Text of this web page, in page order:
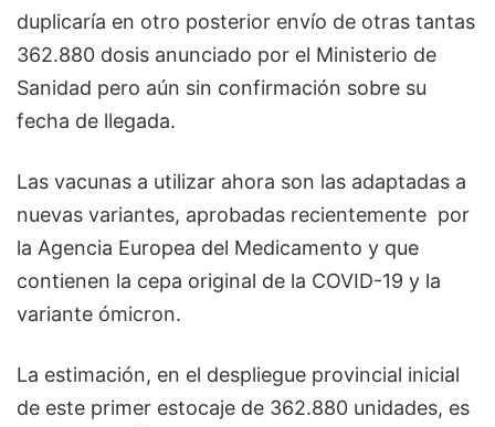
duplicaría en otro posterior envío de otras tantas
362.880 dosis anunciado por el Ministerio de
Sanidad pero aún sin confirmación sobre su
fecha de llegada.
Las vacunas a utilizar ahora son las adaptadas a
nuevas variantes, aprobadas recientemente por
la Agencia Europea del Medicamento y que
contienen la cepa original de la COVID-19 y la
variante ómicron.
La estimación, en el despliegue provincial inicial
de este primer estocaje de 362.880 unidades, es